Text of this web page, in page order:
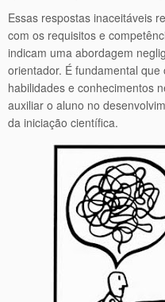
Essas respostas inaceitáveis
com os requisitos e
indicam uma abordagem
orientador. É fundamental
habilidades e conhecimentos
auxiliar o aluno no
da iniciação científica.